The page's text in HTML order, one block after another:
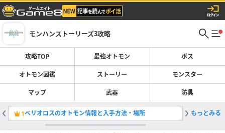
モンハンストーリーズ3攻略
攻略TOP 最強オトモン ボス
オトモン図鑑 ストーリー モンスター
マップ 武器 防具
1ベリオロスのオトモン情報と入手方法・場所 2ライゼ
もっとみる